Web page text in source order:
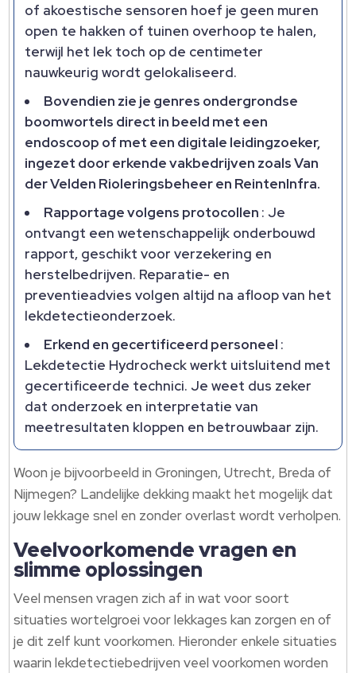
of akoestische sensoren hoef je geen muren
open te hakken of tuinen overhoop te halen,
terwijl het lek toch op de centimeter
nauwkeurig wordt gelokaliseerd.
Bovendien zie je genres ondergrondse
boomwortels direct in beeld met een
endoscoop of met een digitale leidingzoeker,
ingezet door erkende vakbedrijven zoals Van
der Velden Rioleringsbeheer en ReintenInfra.
Rapportage volgens protocollen : Je
ontvangt een wetenschappelijk onderbouwd
rapport, geschikt voor verzekering en
herstelbedrijven. Reparatie- en
preventieadvies volgen altijd na afloop van het
lekdetectieonderzoek.
Erkend en gecertificeerd personeel :
Lekdetectie Hydrocheck werkt uitsluitend met
gecertificeerde technici. Je weet dus zeker
dat onderzoek en interpretatie van
meetresultaten kloppen en betrouwbaar zijn.
Woon je bijvoorbeeld in Groningen, Utrecht, Breda of
Nijmegen? Landelijke dekking maakt het mogelijk dat
jouw lekkage snel en zonder overlast wordt verholpen.
Veelvoorkomende vragen en
slimme oplossingen
Veel mensen vragen zich af in wat voor soort
situaties wortelgroei voor lekkages kan zorgen en of
je dit zelf kunt voorkomen. Hieronder enkele situaties
waarin lekdetectiebedrijven veel voorkomen worden